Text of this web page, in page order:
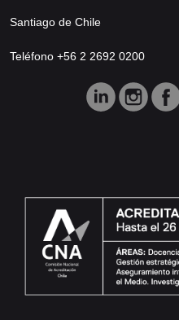
Santiago de Chile
Teléfono +56 2 2692 0200